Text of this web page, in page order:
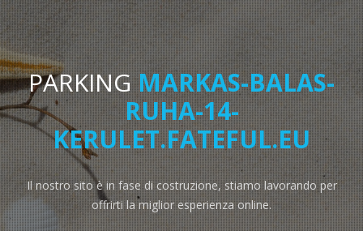
PARKINGMARKAS-BALAS-
RUHA-14-
KERULET.FATEFUL.EU
Il nostro sito è in fase di costruzione, stiamo lavorando per
offrirti la miglior esperienza online.